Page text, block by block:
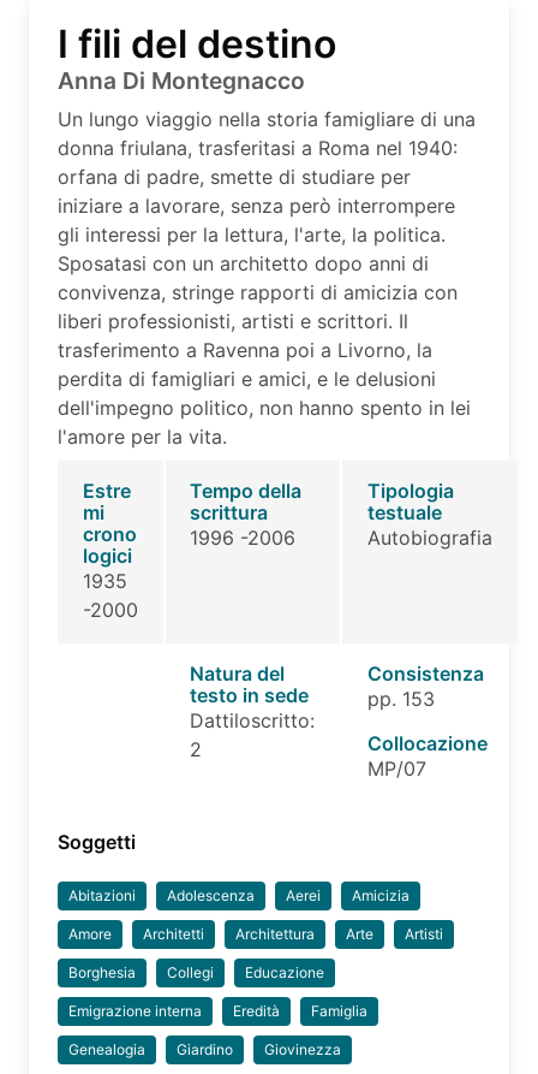
I fili del destino
Anna Di Montegnacco
Un lungo viaggio nella storia famigliare di una
donna friulana, trasferitasi a Roma nel 1940:
orfana di padre, smette di studiare per
iniziare a lavorare, senza però interrompere
gli interessi per la lettura, l'arte, la politica.
Sposatasi con un architetto dopo anni di
convivenza, stringe rapporti di amicizia con
liberi professionisti, artisti e scrittori. Il
trasferimento a Ravenna poi a Livorno, la
perdita di famigliari e amici, e le delusioni
dell'impegno politico, non hanno spento in lei
l'amore per la vita.
Estre
mi
crono
logici
1935
-2000
Tempo della
scrittura
1996 -2006
Tipologia
testuale
Autobiografia
Natura del
testo in sede
Dattiloscritto:
2
Consistenza
pp. 153
Collocazione
MP/07
Soggetti
Abitazioni Adolescenza Aerei Amicizia
Amore Architetti Architettura Arte Artisti
Borghesia Collegi Educazione
Emigrazione interna Eredità Famiglia
Genealogia Giardino Giovinezza